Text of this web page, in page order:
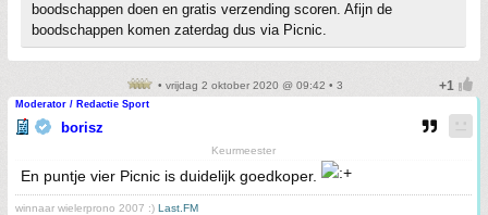
boodschappen doen en gratis verzending scoren. Afijn de
boodschappen komen zaterdag dus via Picnic.
• vrijdag 2 oktober 2020 @ 09:42 • 3
Moderator / Redactie Sport
borisz
Keurmeester
En puntje vier Picnic is duidelijk goedkoper.
winnaar wielerprono 2007 :) Last.FM